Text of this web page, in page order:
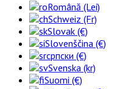
Română (Lei)
Schweiz (Fr)
Slovak (€)
Slovenščina (€)
српски (€)
Svenska (kr)
Suomi (€)